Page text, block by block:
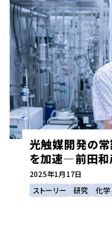
光触媒開発の常
を加速―前田和
2025年1月17日
ストーリー
研究 化学